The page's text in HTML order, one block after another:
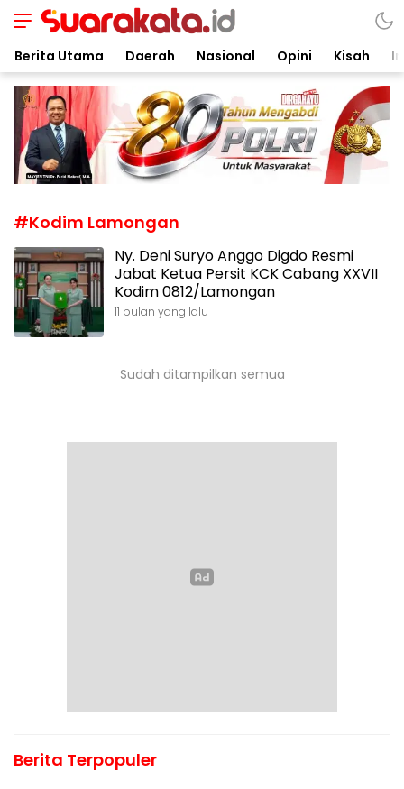
Suarakata.id
Kata Bicara Suara Bergerak
Berita Utama Daerah Nasional Opini Kisah
#Kodim Lamongan
Ny. Deni Suryo Anggo Digdo Resmi
Jabat Ketua Persit KCK Cabang XXVII
Kodim 0812/Lamongan
11 bulan yang lalu
Sudah ditampilkan semua
Berita Terpopuler